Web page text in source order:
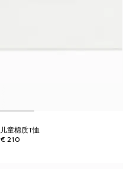
儿童棉质T恤
€ 210